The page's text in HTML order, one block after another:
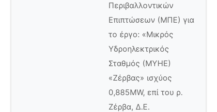
Περιβαλλοντικών
Επιπτώσεων (ΜΠΕ) για
το έργο: «Μικρός
Υδροηλεκτρικός
Σταθμός (ΜΥΗΕ)
«Ζέρβας» ισχύος
0,885MW, επί του ρ.
Ζέρβα, Δ.Ε.